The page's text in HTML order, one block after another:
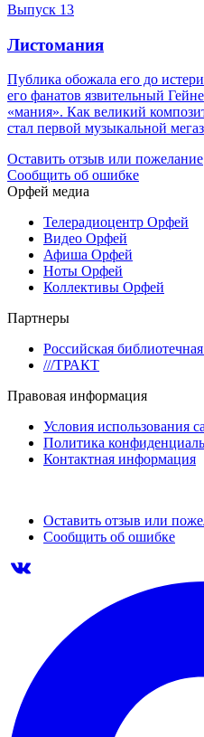
Выпуск 13
Листомания
Публика обожала его до
его фанатов язвительный
«мания». Как великий
стал первой музыкальной
Оставить отзыв или пожелание
Сообщить об ошибке
Орфей медиа
Телерадиоцентр Орфей
Видео Орфей
Афиша Орфей
Ноты Орфей
Коллективы Орфей
Партнеры
Российская
///ТРАКТ
Правовая информация
Условия использования
Политика
Контактная информация
Оставить отзыв или
Сообщить об ошибке